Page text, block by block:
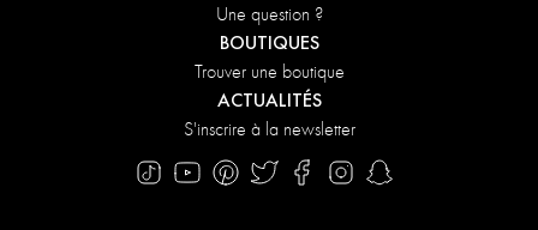
Une question ?
BOUTIQUES
Trouver une boutique
ACTUALITÉS
S'inscrire à la newsletter